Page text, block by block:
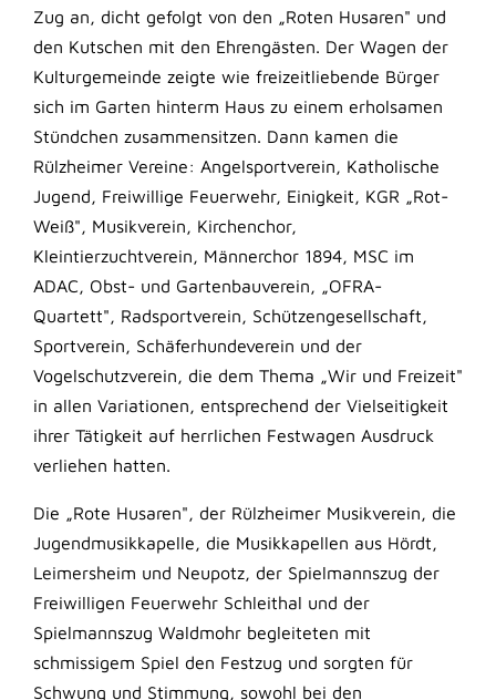
Zug an, dicht gefolgt von den „Roten Husaren" und
den Kutschen mit den Ehrengästen. Der Wagen der
Kulturgemeinde zeigte wie freizeitliebende Bürger
sich im Garten hinterm Haus zu einem erholsamen
Stündchen zusammensitzen. Dann kamen die
Rülzheimer Vereine: Angelsportverein, Katholische
Jugend, Freiwillige Feuerwehr, Einigkeit, KGR „Rot-
Weiß", Musikverein, Kirchenchor,
Kleintierzuchtverein, Männerchor 1894, MSC im
ADAC, Obst- und Gartenbauverein, „OFRA-
Quartett", Radsportverein, Schützengesellschaft,
Sportverein, Schäferhundeverein und der
Vogelschutzverein, die dem Thema „Wir und Freizeit"
in allen Variationen, entsprechend der Vielseitigkeit
ihrer Tätigkeit auf herrlichen Festwagen Ausdruck
verliehen hatten.
Die „Rote Husaren", der Rülzheimer Musikverein, die
Jugendmusikkapelle, die Musikkapellen aus Hördt,
Leimersheim und Neupotz, der Spielmannszug der
Freiwilligen Feuerwehr Schleithal und der
Spielmannszug Waldmohr begleiteten mit
schmissigem Spiel den Festzug und sorgten für
Schwung und Stimmung, sowohl bei den